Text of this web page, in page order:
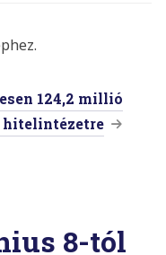
124,2 millió
8-tól